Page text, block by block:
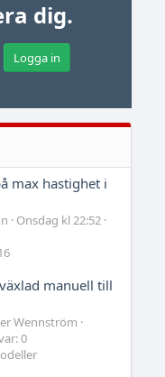
dig.
Logga in
max hastighet i
Onsdag kl 22:52
manuell till
Wennström
0